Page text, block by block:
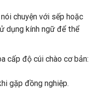
chuyện với sếp hoặc
dụng kính ngữ để thể
cấp độ cúi chào cơ bản:
gặp đồng nghiệp.